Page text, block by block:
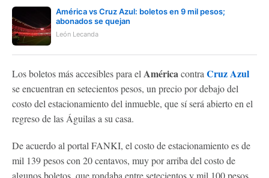
América vs Cruz Azul: boletos en 9 mil pesos;
abonados se quejan
León Lecanda
Los boletos más accesibles para el Américacontra Cruz Azul
se encuentran en setecientos pesos, un precio por debajo del
costo del estacionamiento del inmueble, que sí será abierto en el
regreso de las Águilas a su casa.
De acuerdo al portal FANKI, el costo de estacionamiento es de
mil 139 pesos con 20 centavos, muy por arriba del costo de
algunos boletos, que rondaba entre setecientos y mil 100 pesos.